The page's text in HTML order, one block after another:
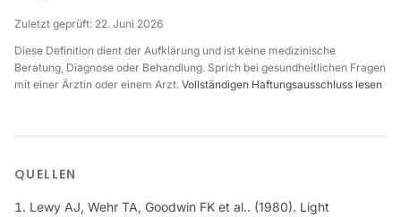
Zuletzt geprüft: 22. Juni 2026
Diese Definition dient der Aufklärung und ist keine medizinische
Beratung, Diagnose oder Behandlung. Sprich bei gesundheitlichen Fragen
mit einer Ärztin oder einem Arzt. Vollständigen Haftungsausschluss lesen
QUELLEN
Lewy AJ, Wehr TA, Goodwin FK et al.. (1980). Light